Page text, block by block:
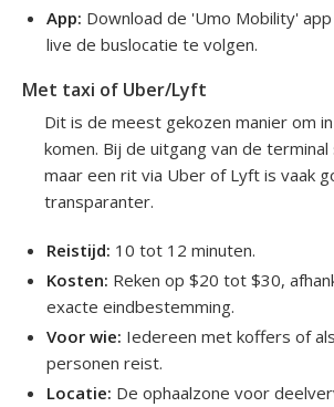
App: Download de 'Umo Mobility'
live de buslocatie te volgen.
Met taxi of Uber/Lyft
Dit is de meest gekozen manier om
komen. Bij de uitgang van de terminal
maar een rit via Uber of Lyft is vaak
transparanter.
Reistijd: 10 tot 12 minuten.
Kosten: Reken op $20 tot $30,
exacte eindbestemming.
Voor wie: Iedereen met koffers of
personen reist.
Locatie: De ophaalzone voor